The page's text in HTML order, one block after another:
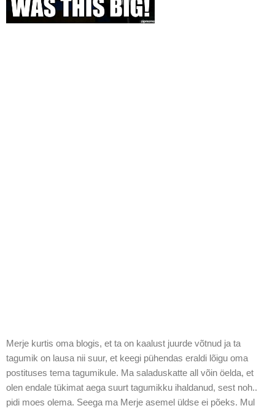
Merje kurtis oma blogis, et ta on kaalust juurde võtnud ja ta
tagumik on lausa nii suur, et keegi pühendas eraldi lõigu oma
postituses tema tagumikule. Ma saladuskatte all võin öelda, et
olen endale tükimat aega suurt tagumikku ihaldanud, sest noh..
pidi moes olema. Seega ma Merje asemel üldse ei põeks. Mul